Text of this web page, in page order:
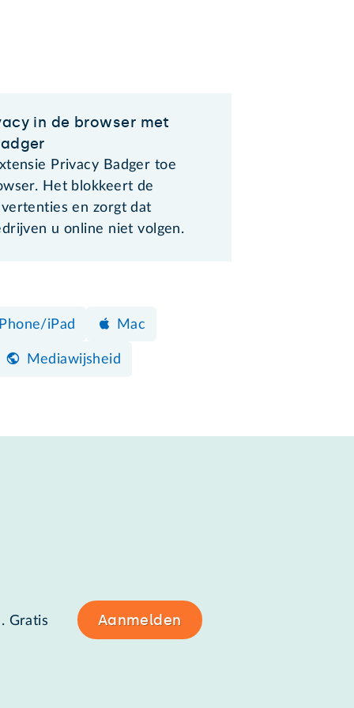
in de browser met
Privacy Badger toe
Het blokkeert de
en zorgt dat
u online niet volgen.
iPad Mac
Mediawijsheid
Gratis Aanmelden